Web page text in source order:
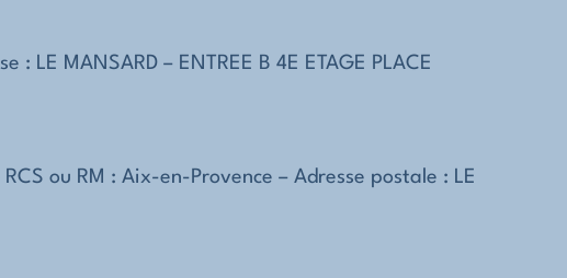
: LE MANSARD – ENTREE B 4E ETAGE PLACE
RCS ou RM : Aix-en-Provence – Adresse postale : LE